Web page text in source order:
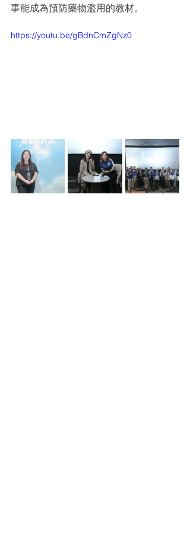
事能成為預防藥物濫用的教材。
https://youtu.be/gBdnCmZgNz0